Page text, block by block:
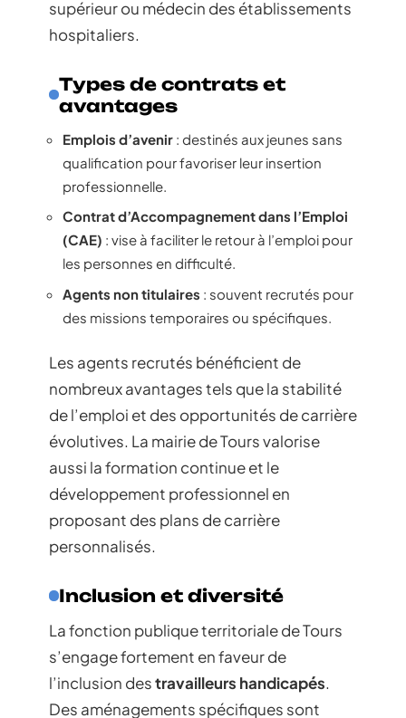
supérieur ou médecin des établissements
hospitaliers.
Types de contrats et
avantages
Emplois d’avenir : destinés aux jeunes sans
qualification pour favoriser leur insertion
professionnelle.
Contrat d’Accompagnement dans l’Emploi
(CAE) : vise à faciliter le retour à l’emploi pour
les personnes en difficulté.
Agents non titulaires : souvent recrutés pour
des missions temporaires ou spécifiques.
Les agents recrutés bénéficient de
nombreux avantages tels que la stabilité
de l’emploi et des opportunités de carrière
évolutives. La mairie de Tours valorise
aussi la formation continue et le
développement professionnel en
proposant des plans de carrière
personnalisés.
Inclusion et diversité
La fonction publique territoriale de Tours
s’engage fortement en faveur de
l’inclusion destravailleurs handicapés.
Des aménagements spécifiques sont